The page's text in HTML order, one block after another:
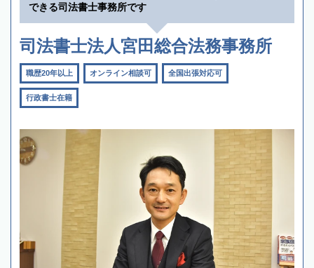
できる司法書士事務所です
司法書士法人宮田総合法務事務所
職歴20年以上 オンライン相談可 全国出張対応可
行政書士在籍